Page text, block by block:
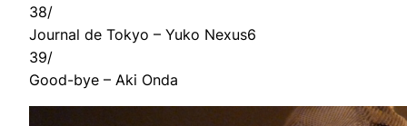
38/
Journal de Tokyo – Yuko Nexus6
39/
Good-bye – Aki Onda